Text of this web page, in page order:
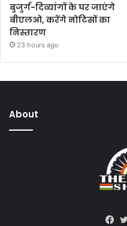
बुजुर्ग-दिव्यांगों के घर जाएंगे
बीएलओ, करेंगे नोटिसों का
निस्तारण
23 hours ago
About